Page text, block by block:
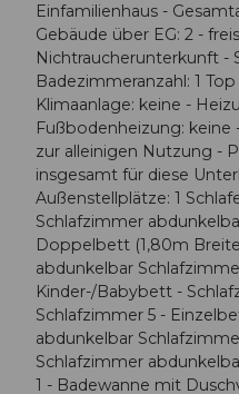
Einfamilienhaus -
Gebäude über EG: 2 -
Nichtraucherunterkunft -
Badezimmeranzahl: 1
Klimaanlage: keine -
Fußbodenheizung: keine
zur alleinigen Nutzung -
insgesamt für diese
Außen­stellplätze: 1
Schlafzimmer
Doppelbett (1,80m
abdunkelbar
Kinder-/Babybett -
Schlafzimmer 5 -
abdunkelbar
Schlafzimmer
1 - Badewanne mit